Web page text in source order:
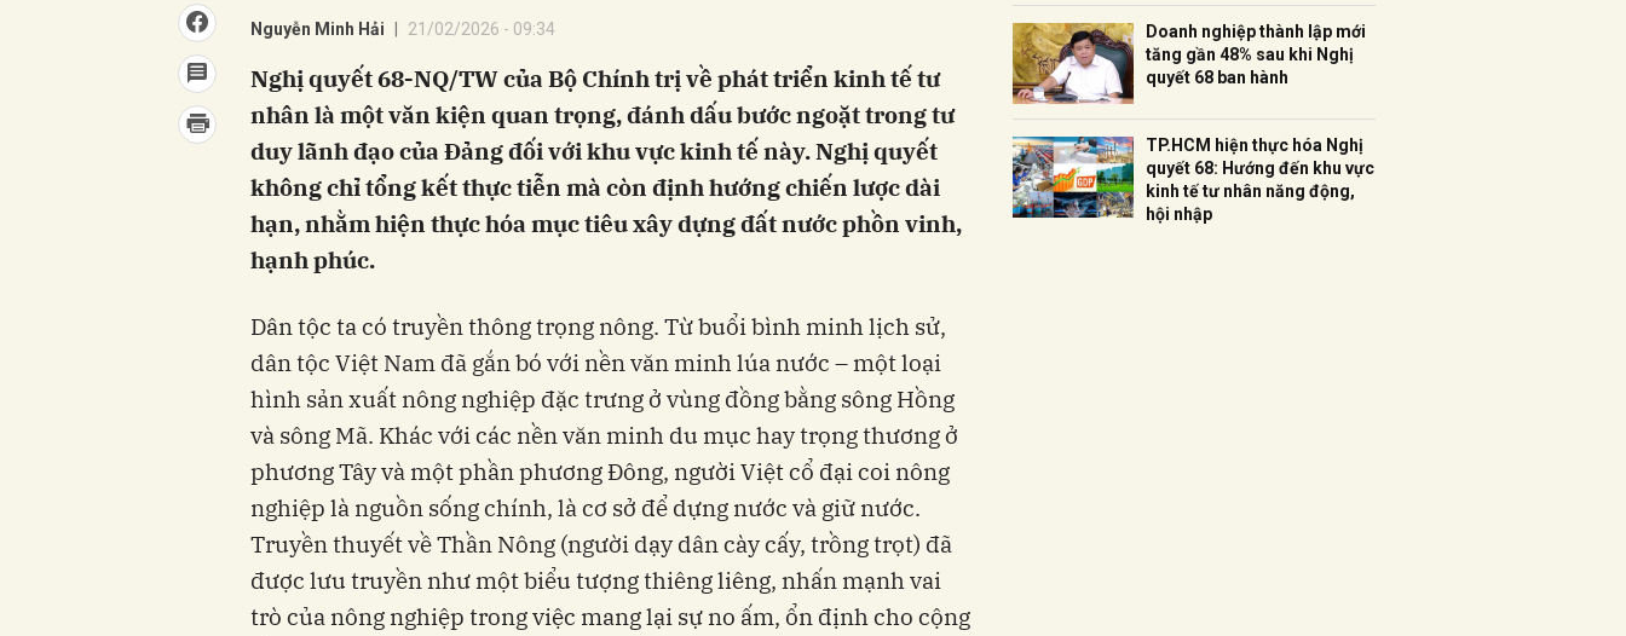
Nguyễn Minh Hải 21/02/2026 - 09:34
Nghị quyết 68-NQ/TW của Bộ Chính trị về phát triển kinh tế tư
nhân là một văn kiện quan trọng, đánh dấu bước ngoặt trong tư
duy lãnh đạo của Đảng đối với khu vực kinh tế này. Nghị quyết
không chỉ tổng kết thực tiễn mà còn định hướng chiến lược dài
hạn, nhằm hiện thực hóa mục tiêu xây dựng đất nước phồn vinh,
hạnh phúc.
Dân tộc ta có truyền thông trọng nông. Từ buổi bình minh lịch sử,
dân tộc Việt Nam đã gắn bó với nền văn minh lúa nước – một loại
hình sản xuất nông nghiệp đặc trưng ở vùng đồng bằng sông Hồng
và sông Mã. Khác với các nền văn minh du mục hay trọng thương ở
phương Tây và một phần phương Đông, người Việt cổ đại coi nông
nghiệp là nguồn sống chính, là cơ sở để dựng nước và giữ nước.
Truyền thuyết về Thần Nông (người dạy dân cày cấy, trồng trọt) đã
được lưu truyền như một biểu tượng thiêng liêng, nhấn mạnh vai
trò của nông nghiệp trong việc mang lại sự no ấm, ổn định cho cộng
Doanh nghiệp thành lập mới
tăng gần 48% sau khi Nghị
quyết 68 ban hành
TP.HCM hiện thực hóa Nghị
quyết 68: Hướng đến khu vực
kinh tế tư nhân năng động,
hội nhập
Gửi